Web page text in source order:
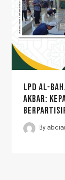
LPD AL-
AKBAR:
By